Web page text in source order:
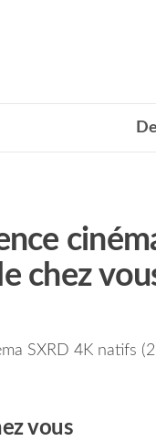
chez
SXRD 4K natifs
vous